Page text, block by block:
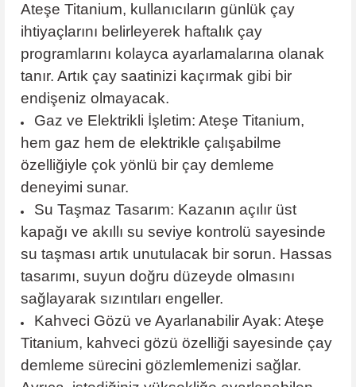
Ateşe Titanium, kullanıcıların günlük çay
ihtiyaçlarını belirleyerek haftalık çay
programlarını kolayca ayarlamalarına olanak
tanır. Artık çay saatinizi kaçırmak gibi bir
endişeniz olmayacak.
Gaz ve Elektrikli İşletim: Ateşe Titanium,
hem gaz hem de elektrikle çalışabilme
özelliğiyle çok yönlü bir çay demleme
deneyimi sunar.
Su Taşmaz Tasarım: Kazanın açılır üst
kapağı ve akıllı su seviye kontrolü sayesinde
su taşması artık unutulacak bir sorun. Hassas
tasarımı, suyun doğru düzeyde olmasını
sağlayarak sızıntıları engeller.
Kahveci Gözü ve Ayarlanabilir Ayak: Ateşe
Titanium, kahveci gözü özelliği sayesinde çay
demleme sürecini gözlemlemenizi sağlar.